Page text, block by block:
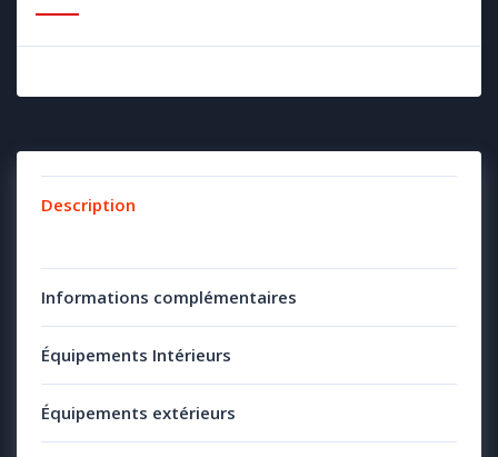
Description
Informations complémentaires
Équipements Intérieurs
Équipements extérieurs